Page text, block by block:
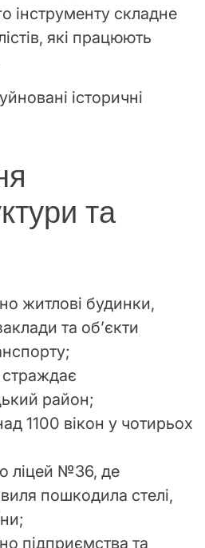
інструменту складне
які працюють
історичні
та
житлові будинки,
та об’єкти
район;
1100 вікон у чотирьох
ліцей №36, де
пошкодила стелі,
підприємства та